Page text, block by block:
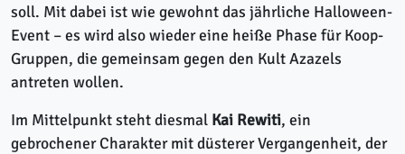
soll. Mit dabei ist wie gewohnt das jährliche Halloween-
Event – es wird also wieder eine heiße Phase für Koop-
Gruppen, die gemeinsam gegen den Kult Azazels
antreten wollen.
Im Mittelpunkt steht diesmal Kai Rewiti, ein
gebrochener Charakter mit düsterer Vergangenheit, der